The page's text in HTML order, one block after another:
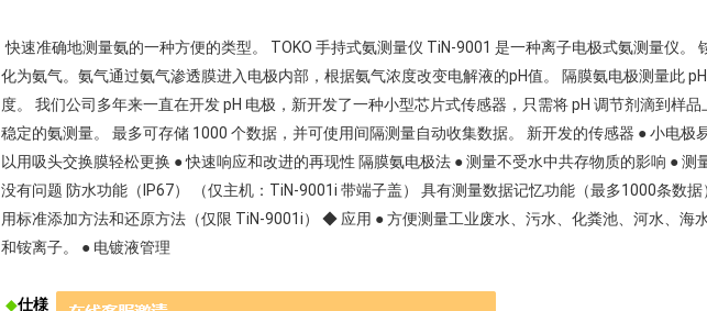
快速准确地测量氨的一种方便的类型。 TOKO 手持式氨测量仪 TiN-9001 是一种离子电极式氨测量仪。
化为氨气。氨气通过氨气渗透膜进入电极内部，根据氨气浓度改变电解液的pH值。 隔膜氨电极测量此
度。 我们公司多年来一直在开发 pH 电极，新开发了一种小型芯片式传感器，只需将 pH 调节剂滴到样
稳定的氨测量。 最多可存储 1000 个数据，并可使用间隔测量自动收集数据。 新开发的传感器 ● 小电极
以用吸头交换膜轻松更换 ● 快速响应和改进的再现性 隔膜氨电极法 ● 测量不受水中共存物质的影响 ● 测
没有问题 防水功能（IP67） （仅主机：TiN-9001i 带端子盖） 具有测量数据记忆功能（最多1000条数据
用标准添加方法和还原方法（仅限 TiN-9001i） ◆ 应用 ● 方便测量工业废水、污水、化粪池、河水、海
和铵离子。 ● 电镀液管理
◆仕様